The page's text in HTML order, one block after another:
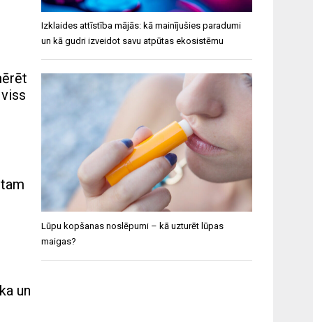
un
Izklaides attīstība mājās: kā mainījušies paradumi
un kā gudri izveidot savu atpūtas ekosistēmu
Lūpu kopšanas noslēpumi – kā uzturēt lūpas
maigas?